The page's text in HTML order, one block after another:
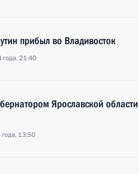
прибыл во Владивосток
года, 21:40
Ярославской
года, 13:50